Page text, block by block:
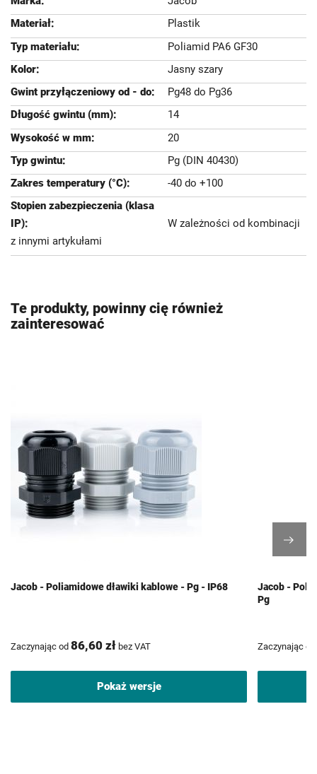
Plastik
Poliamid PA6 GF30
Jasny szary
Pg48 do Pg36
14
20
Pg (DIN 40430)
-40 do +100
W zależności od kombinacji
z innymi artykułami
Te produkty, powinny cię również
zainteresować
Jacob - Poliamidowe dławiki kablowe - Pg - IP68
Zaczynając od 86,60 zł bez VAT
Pokaż wersje
Jacob -
Pg
Zaczynając od